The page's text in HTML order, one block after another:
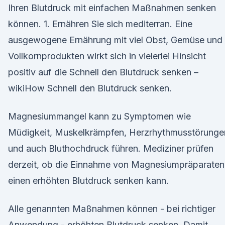
Ihren Blutdruck mit einfachen Maßnahmen senken
können. 1. Ernähren Sie sich mediterran. Eine
ausgewogene Ernährung mit viel Obst, Gemüse und
Vollkornprodukten wirkt sich in vielerlei Hinsicht
positiv auf die Schnell den Blutdruck senken –
wikiHow Schnell den Blutdruck senken.
Magnesiummangel kann zu Symptomen wie
Müdigkeit, Muskelkrämpfen,
und auch Bluthochdruck führen. Mediziner prüfen
derzeit, ob die Einnahme von Magnesiumpräparaten
einen erhöhten Blutdruck senken kann.
Alle genannten Maßnahmen können - bei richtiger